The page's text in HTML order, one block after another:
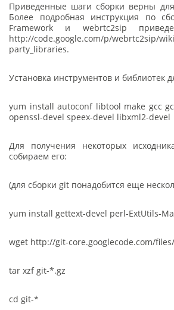
Приведенные шаги сборки верны
Более подробная инструкция по
Framework и webrtc2sip
http://code.google.com/p/webrtc2sip/
party_libraries.
Установка инструментов и библиотек
yum install autoconf libtool make gcc
openssl-devel speex-devel libxml2-devel
Для получения некоторых
собираем его:
(для сборки git понадобится еще
yum install gettext-devel perl-ExtUtils-
wget http://git-core.googlecode.com/
tar xzf git-*.gz
cd git-*